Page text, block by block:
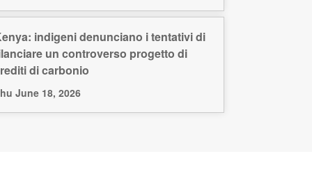
indigeni denunciano i tentativi di
un controverso progetto di
di carbonio
June 18, 2026